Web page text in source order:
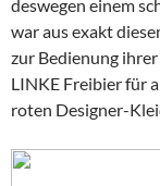
deswegen einem
war aus exakt
zur Bedienung
LINKE Freibier für
roten Designer-